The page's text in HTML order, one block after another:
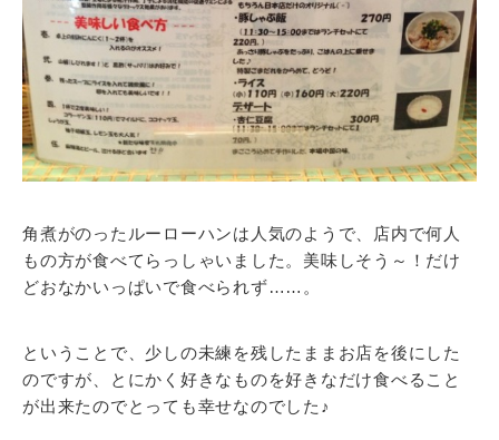
角煮がのったルーローハンは人気のようで、店内で何人
もの方が食べてらっしゃいました。美味しそう～！だけ
どおなかいっぱいで食べられず……。
ということで、少しの未練を残したままお店を後にした
のですが、とにかく好きなものを好きなだけ食べること
が出来たのでとっても幸せなのでした♪